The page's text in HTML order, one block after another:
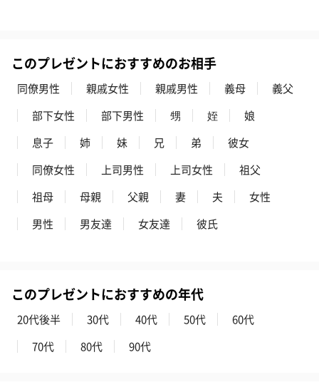
ハンドタオル・ハンカチを同梱してお届けいたします。ギフトへ
花束ハンドタオル（ピ
ンク）（1,760円）
花束ハンドタオル（ブ
ルー）（1,760円）
キャンドル・お香
キャンドル・お香を同梱してお届けいたします。
このプレゼントにおすすめのお相手
同僚男性 親戚女性 親戚男性 義母
義父
部下女性
部下男性 甥 姪
娘
息子
姉 妹 兄 弟
彼女
同僚女性
上司男性 上司女性
祖父
祖母
母親 父親 妻 夫
女性
男性
男友達 女友達 彼氏
このプレゼントにおすすめの年代
20代後半 30代 40代 50代
60代
70代
80代 90代